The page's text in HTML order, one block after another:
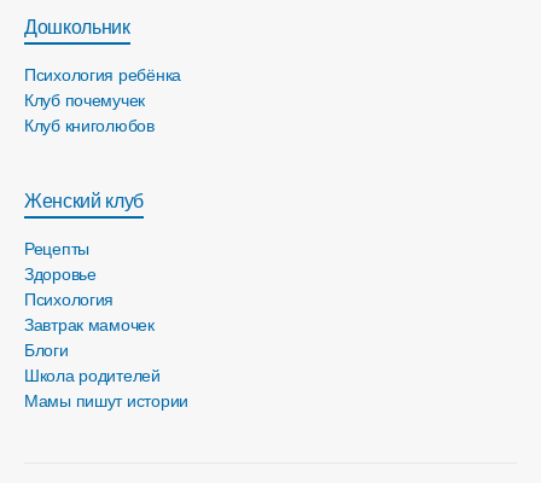
Дошкольник
Психология ребёнка
Клуб почемучек
Клуб книголюбов
Женский клуб
Рецепты
Здоровье
Психология
Завтрак мамочек
Блоги
Школа родителей
Мамы пишут истории